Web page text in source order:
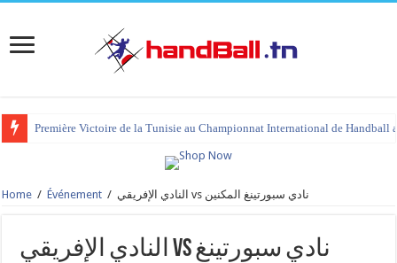
Première Victoire de la Tunisie au Championnat International de Handball
Home / Événement / النادي الإفريقي vs نادي سبورتينغ المكنين
النادي الإفريقي vs نادي سبورتينغ